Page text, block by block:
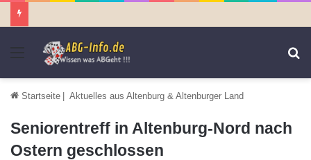
Menü
Startseite | Aktuelles aus Altenburg & Altenburger Land
Seniorentreff in Altenburg-Nord nach
Ostern geschlossen